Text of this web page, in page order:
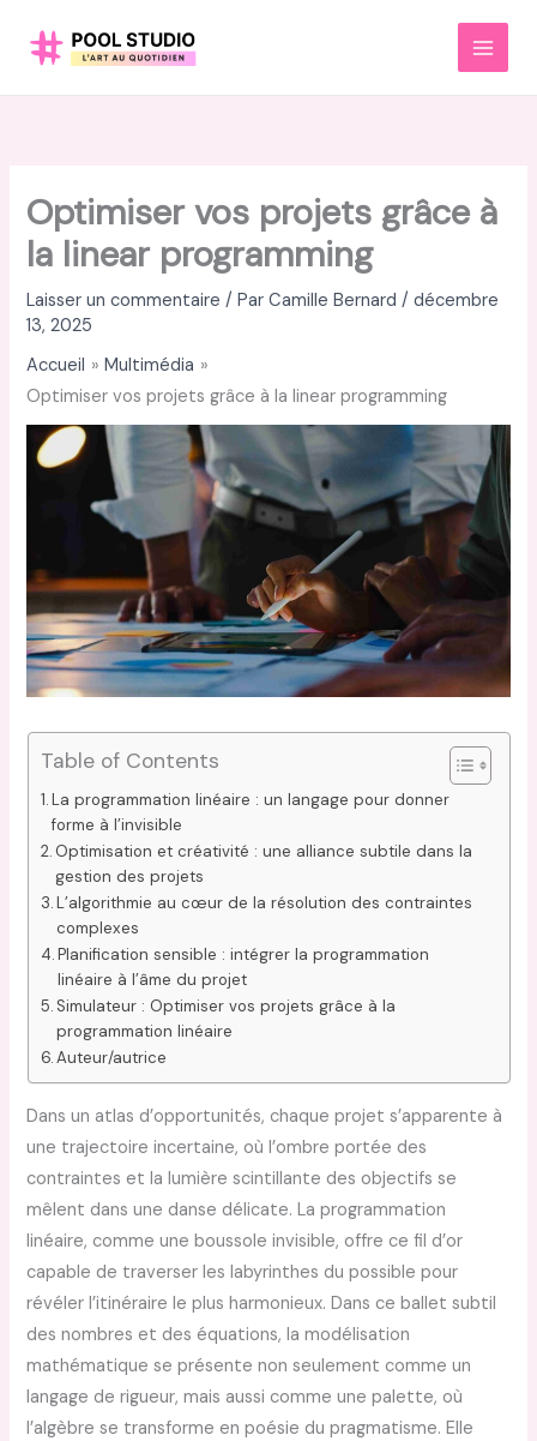
MAIN
Optimiser vos projets grâce à
la linear programming
Laisser un commentaire / ParCamille Bernard/décembre
13, 2025
Accueil
Multimédia
Optimiser vos projets grâce à la linear programming
Table of Contents
La programmation linéaire : un langage pour donner
forme à l’invisible
Optimisation et créativité : une alliance subtile dans la
gestion des projets
L’algorithmie au cœur de la résolution des contraintes
complexes
Planification sensible : intégrer la programmation
linéaire à l’âme du projet
Simulateur : Optimiser vos projets grâce à la
programmation linéaire
Auteur/autrice
Dans un atlas d’opportunités, chaque projet s’apparente à
une trajectoire incertaine, où l’ombre portée des
contraintes et la lumière scintillante des objectifs se
mêlent dans une danse délicate. La programmation
linéaire, comme une boussole invisible, offre ce fil d’or
capable de traverser les labyrinthes du possible pour
révéler l’itinéraire le plus harmonieux. Dans ce ballet subtil
des nombres et des équations, la modélisation
mathématique se présente non seulement comme un
langage de rigueur, mais aussi comme une palette, où
l’algèbre se transforme en poésie du pragmatisme. Elle